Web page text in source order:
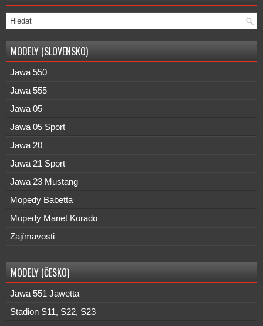
MODELY (SLOVENSKO)
Jawa 550
Jawa 555
Jawa 05
Jawa 05 Sport
Jawa 20
Jawa 21 Sport
Jawa 23 Mustang
Mopedy Babetta
Mopedy Manet Korado
Zajímavosti
MODELY (ČESKO)
Jawa 551 Jawetta
Stadion S11, S22, S23